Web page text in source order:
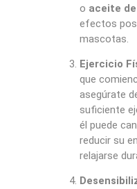
o aceite de
efectos
mascotas.
Ejercicio
que
asegúrate
suficiente
él puede
reducir su
relajarse